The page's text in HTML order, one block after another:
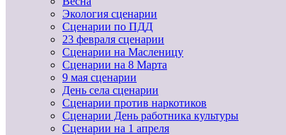
Экология сценарии
Сценарии по ПДД
23 февраля сценарии
Сценарии на Масленицу
Сценарии на 8 Марта
9 мая сценарии
День села сценарии
Сценарии против наркотиков
Сценарии День работника культуры
Сценарии на 1 апреля